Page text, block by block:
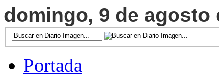
domingo, 9 de agosto
Portada